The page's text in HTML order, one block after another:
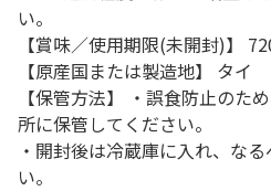
い。
【賞味／使用期限(未開封)】
【原産国または製造地】 タイ
【保管方法】 ・誤食防止のた
所に保管してください。
・開封後は冷蔵庫に入れ、な
い。